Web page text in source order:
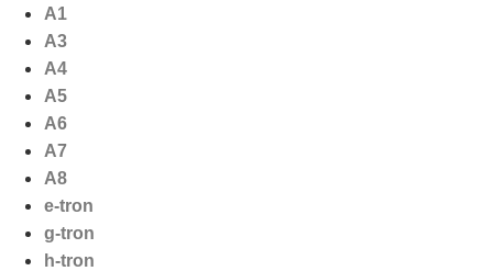
naar
inhoud
A1
A3
A4
A5
A6
A7
A8
e-tron
g-tron
h-tron